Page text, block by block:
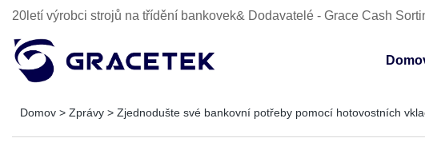
20letí výrobci strojů na třídění bankovek& Dodavatelé - Grace Cash
Domov > Zprávy > Zjednodušte své bankovní potřeby pomocí hotovostních